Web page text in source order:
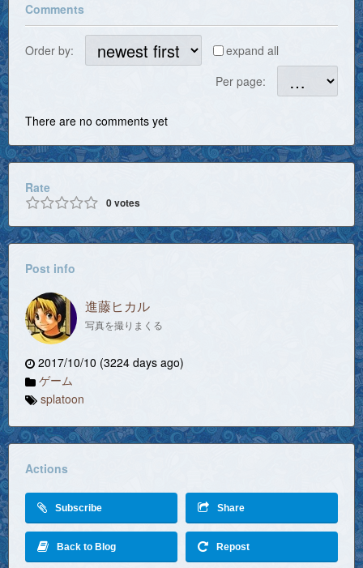
Comments
Order by:
expand all
Per page:
There are no comments yet
Rate
0votes
Post info
進藤ヒカル
写真を撮りまくる
2017/10/10 (3224 days ago)
ゲーム
splatoon
Actions
Subscribe Share
Back to Blog Repost